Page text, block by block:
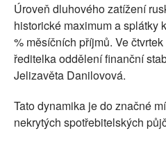
Úroveň dluhového zatížení
historické maximum a splátky
% měsíčních příjmů. Ve
ředitelka oddělení finanční
Jelizavěta Danilovová.
Tato dynamika je do značné
nekrytých spotřebitelských